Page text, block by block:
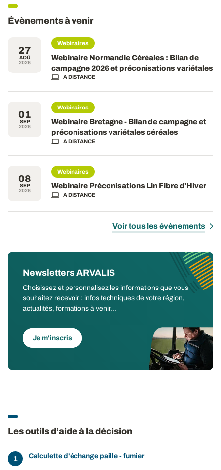
Évènements à venir
27
AOÛ
2026
Webinaires
Webinaire Normandie Céréales : Bilan de
campagne 2026 et préconisations variétales
A DISTANCE
01
SEP
2026
Webinaires
Webinaire Bretagne - Bilan de campagne et
préconisations variétales céréales
A DISTANCE
08
SEP
2026
Webinaires
Webinaire Préconisations Lin Fibre d'Hiver
A DISTANCE
Voir tous les évènements
Newsletters ARVALIS
Choisissez et personnalisez les informations que vous
souhaitez recevoir : infos techniques de votre région,
actualités, formations à venir...
Je m'inscris
Les outils d’aide à la décision
Calculette d'échange paille - fumier